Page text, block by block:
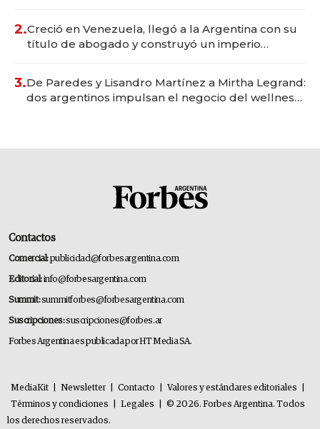
2.Creció en Venezuela, llegó a la Argentina con su
título de abogado y construyó un imperio
3.De Paredes y Lisandro Martínez a Mirtha Legrand:
dos argentinos impulsan el negocio del wellness
Contactos
Comercial:publicidad@forbesargentina.com
Editorial:info@forbesargentina.com
Summit:summitforbes@forbesargentina.com
Suscripciones:suscripciones@forbes.ar
Forbes Argentina es publicada por HT Media SA.
MediaKit Newsletter Contacto Valores y estándares editoriales
Términos y condiciones
Legales
© 2026. Forbes Argentina. Todos
los derechos reservados.